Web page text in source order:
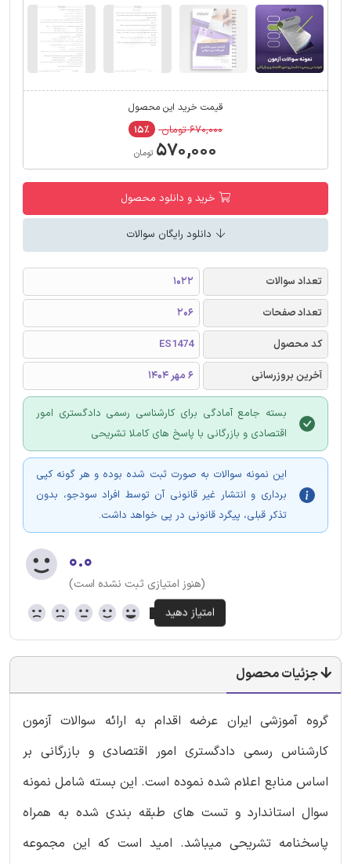
قیمت خرید این محصول
۶۷۰,۰۰۰ تومان ۱۵٪
۵۷۰,۰۰۰ تومان
خرید و دانلود محصول
دانلود رایگان سوالات
تعداد سوالات
1022
تعداد صفحات
206
کد محصول
ES1474
آخرین بروزرسانی
6 مهر 1404
بسته جامع آمادگی برای کارشناسی رسمی دادگستری امور
اقتصادی و بازرگانی با پاسخ های کاملا تشریحی
این نمونه سوالات به صورت ثبت شده بوده و هر گونه کپی
برداری و انتشار غیر قانونی آن توسط افراد سودجو، بدون
تذکر قبلی، پیگرد قانونی در پی خواهد داشت.
۰.۰
(هنوز امتیازی ثبت نشده است)
جزئیات محصول
گروه آموزشی ایران عرضه اقدام به ارائه سوالات آزمون
کارشناس رسمی دادگستری امور اقتصادی و بازرگانی بر
اساس منابع اعلام شده نموده است. این بسته شامل نمونه
سوال استاندارد و تست های طبقه بندی شده به همراه
پاسخنامه تشریحی میباشد. امید است که این مجموعه